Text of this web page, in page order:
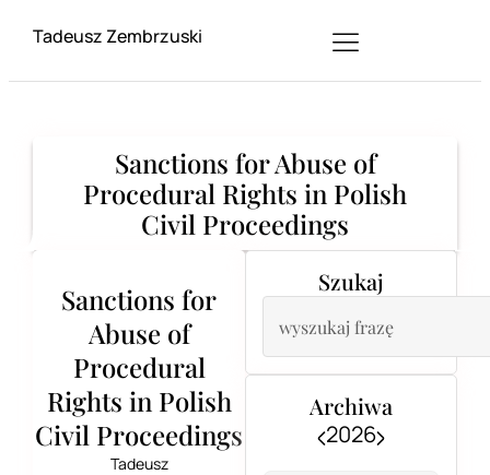
Tadeusz Zembrzuski
Sanctions for Abuse of
Procedural Rights in Polish
Civil Proceedings
Sanctions for
Abuse of
Procedural
Rights in Polish
Civil Proceedings
Tadeusz
Szukaj
Archiwa
2026